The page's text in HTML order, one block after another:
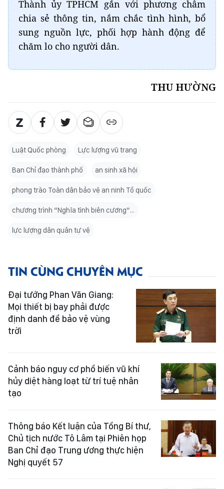
Thành ủy TPHCM gắn với phương châm
chia sẻ thông tin, nắm chắc tình hình, bổ
sung nguồn lực, phối hợp hành động để
chăm lo cho người dân.
THU HƯỜNG
Luật Quốc phòng Lực lượng vũ trang
Ban Chỉ đạo thành phố an sinh xã hội
phong trào Toàn dân bảo vệ an ninh Tổ quốc
chương trình “Nghĩa tình biên cương”…
lực lượng dân quân tự vệ
TIN CÙNG CHUYÊN MỤC
Đại tướng Phan Văn Giang:
Mọi thiết bị bay phải được
định danh để bảo vệ vùng
trời
Cảnh báo nguy cơ phổ biến vũ khí
hủy diệt hàng loạt từ trí tuệ nhân
tạo
Thông báo Kết luận của Tổng Bí thư,
Chủ tịch nước Tô Lâm tại Phiên họp
Ban Chỉ đạo Trung ương thực hiện
Nghị quyết 57